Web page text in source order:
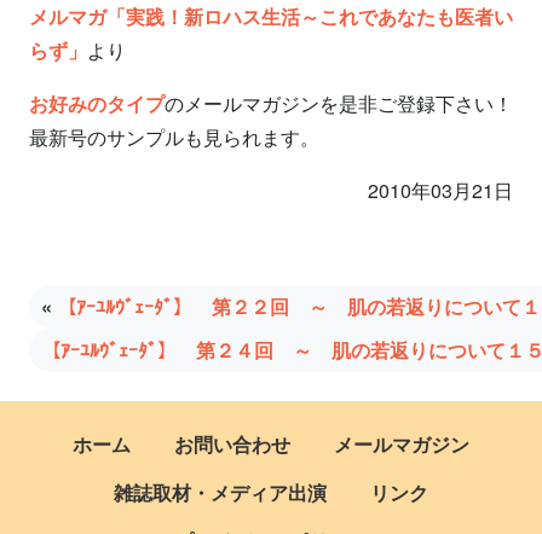
メルマガ「実践！新ロハス生活～これであなたも医者い
らず」 より
お好みのタイプのメールマガジンを是非ご登録下さい！
最新号のサンプルも見られます。
2010年03月21日
«
【ｱｰﾕﾙｳﾞｪｰﾀﾞ】 第２２回 ～ 肌の若返りについて
【ｱｰﾕﾙｳﾞｪｰﾀﾞ】 第２４回 ～ 肌の若返りについて１
ホーム お問い合わせ
メールマガジン
雑誌取材・メディア出演
リンク